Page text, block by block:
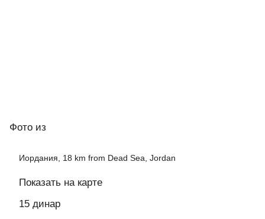
Фото из
Иордания, 18 km from Dead Sea, Jordan
Показать на карте
15 динар